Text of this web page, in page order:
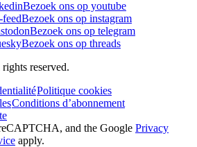
Bezoek ons op youtube
Bezoek ons op instagram
Bezoek ons op telegram
Bezoek ons op threads
reserved.
Politique cookies
Conditions d’abonnement
and the Google Privacy
apply.